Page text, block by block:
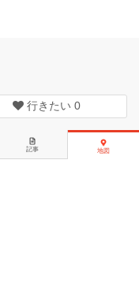
行きたい 0
記事 地図